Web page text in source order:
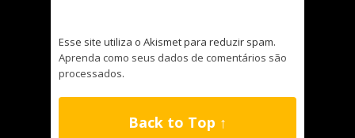
Esse site utiliza o Akismet para reduzir spam.
Aprenda como seus dados de comentários são
processados.
Back to Top ↑